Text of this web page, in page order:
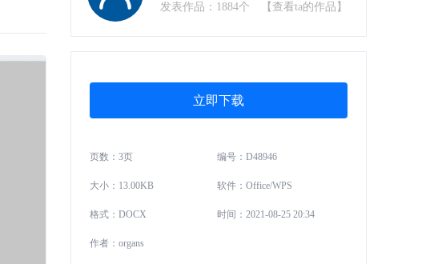
发表作品：1884个 【查看ta的作品】
立即下载
页数：3页 编号：D48946
大小：13.00KB 软件：Office/WPS
格式：DOCX 时间：2021-08-25 20:34
作者：organs